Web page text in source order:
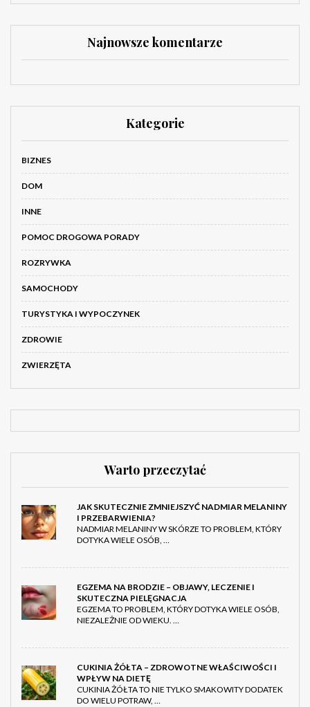
Najnowsze komentarze
Kategorie
BIZNES
DOM
INNE
POMOC DROGOWA PORADY
ROZRYWKA
SAMOCHODY
TURYSTYKA I WYPOCZYNEK
ZDROWIE
ZWIERZĘTA
Warto przeczytać
JAK SKUTECZNIE ZMNIEJSZYĆ NADMIAR MELANINY
I PRZEBARWIENIA?
NADMIAR MELANINY W SKÓRZE TO PROBLEM, KTÓRY
DOTYKA WIELE OSÓB, …
EGZEMA NA BRODZIE – OBJAWY, LECZENIE I
SKUTECZNA PIELĘGNACJA
EGZEMA TO PROBLEM, KTÓRY DOTYKA WIELE OSÓB,
NIEZALEŻNIE OD WIEKU. …
CUKINIA ŻÓŁTA – ZDROWOTNE WŁAŚCIWOŚCI I
WPŁYW NA DIETĘ
CUKINIA ŻÓŁTA TO NIE TYLKO SMAKOWITY DODATEK
DO WIELU POTRAW, …